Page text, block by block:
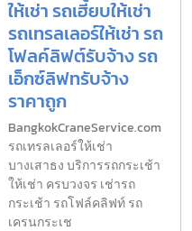
ให้เช่า รถเฮี้ยบให้เช่า
รถเทรลเลอร์ให้เช่า รถ
โฟลค์ลิฟต์รับจ้าง รถ
เอ็กซ์ลิฟทรับจ้าง
ราคาถูก
BangkokCraneService.com
รถเทรลเลอร์ให้เช่า
บางเสาธง บริการรถกระเช้า
ให้เช่า ครบวงจร เช่ารถ
กระเช้า รถโฟล์คลิฟท์ รถ
เครนกระเช